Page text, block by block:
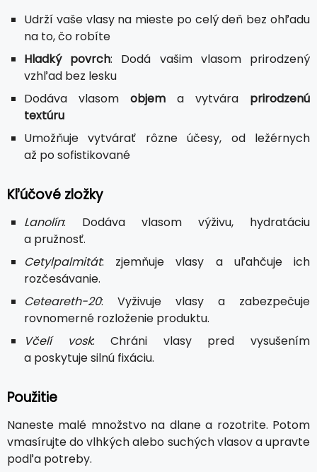
Udrží vaše vlasy na mieste po celý deň bez ohľadu
na to, čo robíte
Hladký povrch: Dodá vašim vlasom prirodzený
vzhľad bez lesku
Dodáva vlasom objem a vytvára prirodzenú
textúru
Umožňuje vytvárať rôzne účesy, od ležérnych
až po sofistikované
Kľúčové zložky
Lanolín: Dodáva vlasom výživu, hydratáciu
a pružnosť.
Cetylpalmitát: zjemňuje vlasy a uľahčuje ich
rozčesávanie.
Ceteareth-20: Vyživuje vlasy a zabezpečuje
rovnomerné rozloženie produktu.
Včelí vosk: Chráni vlasy pred vysušením
a poskytuje silnú fixáciu.
Použitie
Naneste malé množstvo na dlane a rozotrite. Potom
vmasírujte do vlhkých alebo suchých vlasov a upravte
podľa potreby.